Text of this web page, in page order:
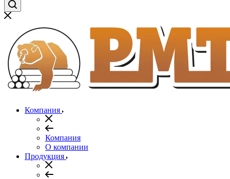
Компания
Компания
О компании
Продукция